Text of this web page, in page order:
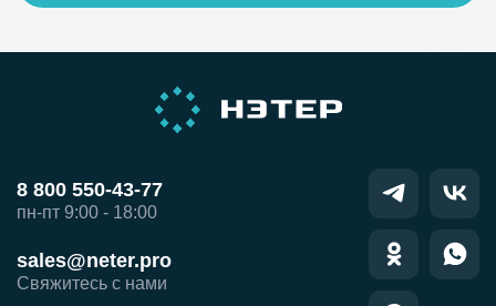
8 800 550-43-77
пн-пт 9:00 - 18:00
sales@neter.pro
Свяжитесь с нами